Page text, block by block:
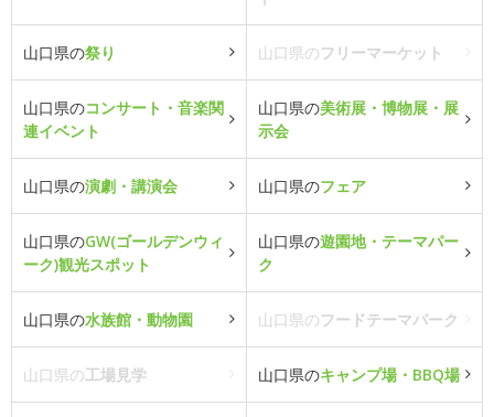
山口県の祭り 山口県のフリーマーケット
山口県のコンサート・音楽関
連イベント
山口県の美術展・博物展・展
示会
山口県の演劇・講演会 山口県のフェア
山口県のGW(ゴールデンウィ
ーク)観光スポット
山口県の遊園地・テーマパー
ク
山口県の水族館・動物園 山口県のフードテーマパーク
山口県の工場見学 山口県のキャンプ場・BBQ場